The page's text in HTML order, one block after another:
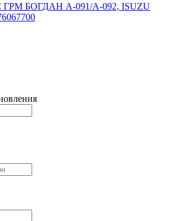
ГРМ БОГДАН А-091/А-092, ISUZU